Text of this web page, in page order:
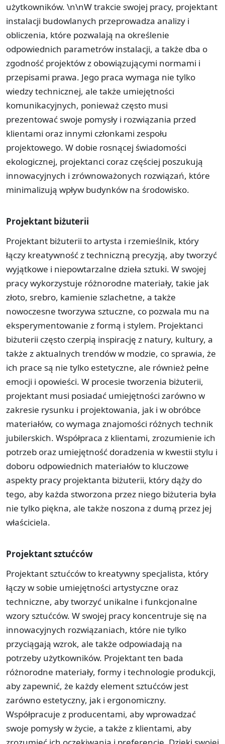
użytkowników. \n\nW trakcie swojej pracy, projektant
instalacji budowlanych przeprowadza analizy i
obliczenia, które pozwalają na określenie
odpowiednich parametrów instalacji, a także dba o
zgodność projektów z obowiązującymi normami i
przepisami prawa. Jego praca wymaga nie tylko
wiedzy technicznej, ale także umiejętności
komunikacyjnych, ponieważ często musi
prezentować swoje pomysły i rozwiązania przed
klientami oraz innymi członkami zespołu
projektowego. W dobie rosnącej świadomości
ekologicznej, projektanci coraz częściej poszukują
innowacyjnych i zrównoważonych rozwiązań, które
minimalizują wpływ budynków na środowisko.
Projektant biżuterii
Projektant biżuterii to artysta i rzemieślnik, który
łączy kreatywność z techniczną precyzją, aby tworzyć
wyjątkowe i niepowtarzalne dzieła sztuki. W swojej
pracy wykorzystuje różnorodne materiały, takie jak
złoto, srebro, kamienie szlachetne, a także
nowoczesne tworzywa sztuczne, co pozwala mu na
eksperymentowanie z formą i stylem. Projektanci
biżuterii często czerpią inspirację z natury, kultury, a
także z aktualnych trendów w modzie, co sprawia, że
ich prace są nie tylko estetyczne, ale również pełne
emocji i opowieści. W procesie tworzenia biżuterii,
projektant musi posiadać umiejętności zarówno w
zakresie rysunku i projektowania, jak i w obróbce
materiałów, co wymaga znajomości różnych technik
jubilerskich. Współpraca z klientami, zrozumienie ich
potrzeb oraz umiejętność doradzenia w kwestii stylu i
doboru odpowiednich materiałów to kluczowe
aspekty pracy projektanta biżuterii, który dąży do
tego, aby każda stworzona przez niego biżuteria była
nie tylko piękna, ale także noszona z dumą przez jej
właściciela.
Projektant sztućców
Projektant sztućców to kreatywny specjalista, który
łączy w sobie umiejętności artystyczne oraz
techniczne, aby tworzyć unikalne i funkcjonalne
wzory sztućców. W swojej pracy koncentruje się na
innowacyjnych rozwiązaniach, które nie tylko
przyciągają wzrok, ale także odpowiadają na
potrzeby użytkowników. Projektant ten bada
różnorodne materiały, formy i technologie produkcji,
aby zapewnić, że każdy element sztućców jest
zarówno estetyczny, jak i ergonomiczny.
Współpracuje z producentami, aby wprowadzać
swoje pomysły w życie, a także z klientami, aby